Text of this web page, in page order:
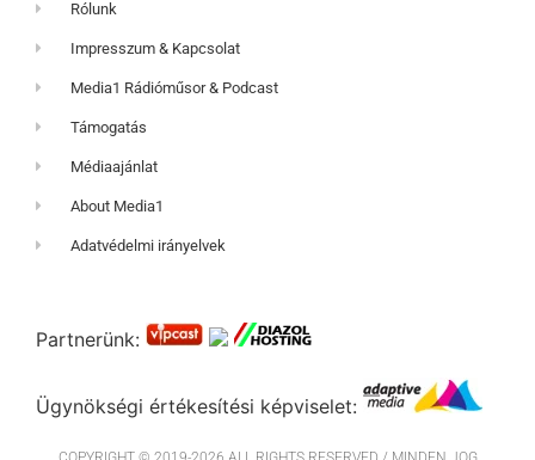
Rólunk
Impresszum & Kapcsolat
Media1 Rádióműsor & Podcast
Támogatás
Médiaajánlat
About Media1
Adatvédelmi irányelvek
Partnerünk:
Ügynökségi értékesítési képviselet: